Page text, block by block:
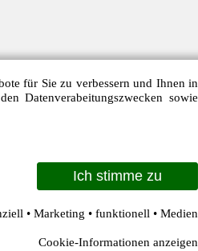
für Sie zu verbessern und Ihnen in
Datenverabeitungszwecken sowie
Ich stimme zu
• Marketing • funktionell • Medien
Cookie-Informationen anzeigen